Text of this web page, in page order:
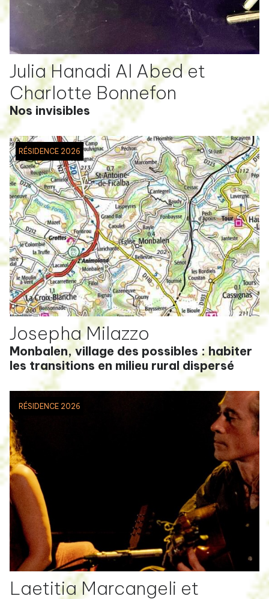
Julia Hanadi Al Abed et
Charlotte Bonnefon
Nos invisibles
RÉSIDENCE 2026
Josepha Milazzo
Monbalen, village des possibles : habiter
les transitions en milieu rural dispersé
RÉSIDENCE 2026
Laetitia Marcangeli et